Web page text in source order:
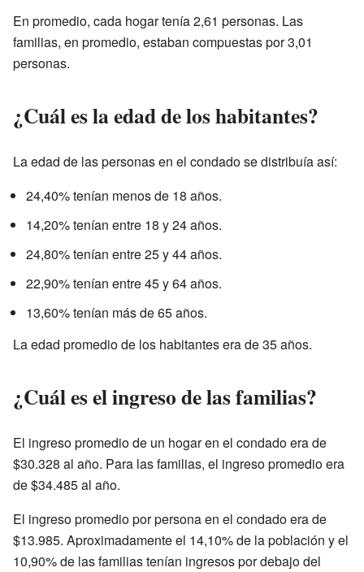
En promedio, cada hogar tenía 2,61 personas. Las
familias, en promedio, estaban compuestas por 3,01
personas.
¿Cuál es la edad de los habitantes?
La edad de las personas en el condado se distribuía así:
24,40% tenían menos de 18 años.
14,20% tenían entre 18 y 24 años.
24,80% tenían entre 25 y 44 años.
22,90% tenían entre 45 y 64 años.
13,60% tenían más de 65 años.
La edad promedio de los habitantes era de 35 años.
¿Cuál es el ingreso de las familias?
El ingreso promedio de un hogar en el condado era de
$30.328 al año. Para las familias, el ingreso promedio era
de $34.485 al año.
El ingreso promedio por persona en el condado era de
$13.985. Aproximadamente el 14,10% de la población y el
10,90% de las familias tenían ingresos por debajo del